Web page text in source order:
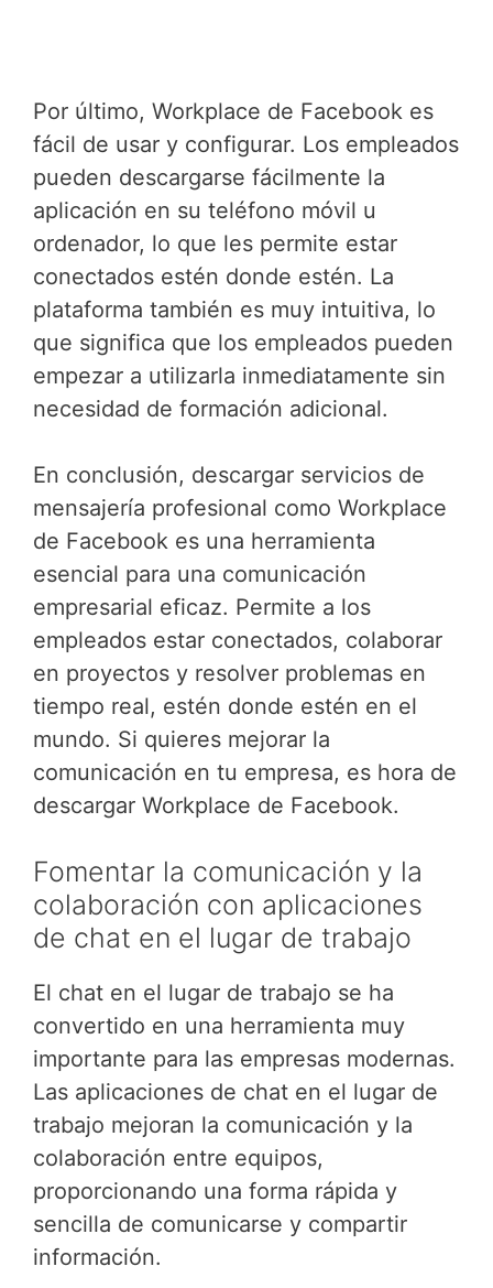
Por último, Workplace de Facebook es
fácil de usar y configurar. Los empleados
pueden descargarse fácilmente la
aplicación en su teléfono móvil u
ordenador, lo que les permite estar
conectados estén donde estén. La
plataforma también es muy intuitiva, lo
que significa que los empleados pueden
empezar a utilizarla inmediatamente sin
necesidad de formación adicional.
En conclusión, descargar servicios de
mensajería profesional como Workplace
de Facebook es una herramienta
esencial para una comunicación
empresarial eficaz. Permite a los
empleados estar conectados, colaborar
en proyectos y resolver problemas en
tiempo real, estén donde estén en el
mundo. Si quieres mejorar la
comunicación en tu empresa, es hora de
descargar Workplace de Facebook.
Fomentar la comunicación y la
colaboración con aplicaciones
de chat en el lugar de trabajo
El chat en el lugar de trabajo se ha
convertido en una herramienta muy
importante para las empresas modernas.
Las aplicaciones de chat en el lugar de
trabajo mejoran la comunicación y la
colaboración entre equipos,
proporcionando una forma rápida y
sencilla de comunicarse y compartir
información.